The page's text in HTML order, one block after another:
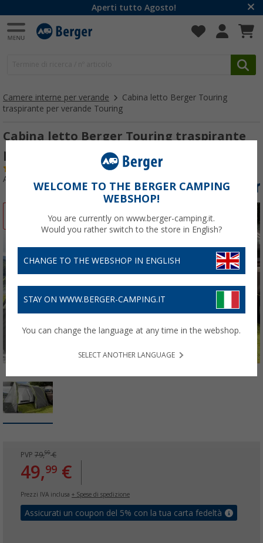
Aperti tutto Agosto!
Camere interne per verande
Cabina letto Berger Touring
traspirante per verande Touring
Cabina letto Berger Touring traspirante
per verande Touring
Articolo n: 327620
PVP 79,99€
49,99 €
Prezzi IVA inclusa + Spese di spedizione
Assicurati un coupon del 5% con la tua carta fedeltà
WELCOME TO THE BERGER CAMPING
WEBSHOP!
You are currently on www.berger-camping.it.
Would you rather switch to the store in English?
CHANGE TO THE WEBSHOP IN ENGLISH
STAY ON WWW.BERGER-CAMPING.IT
You can change the language at any time in the webshop.
SELECT ANOTHER LANGUAGE